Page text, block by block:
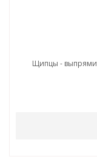
Щипцы -